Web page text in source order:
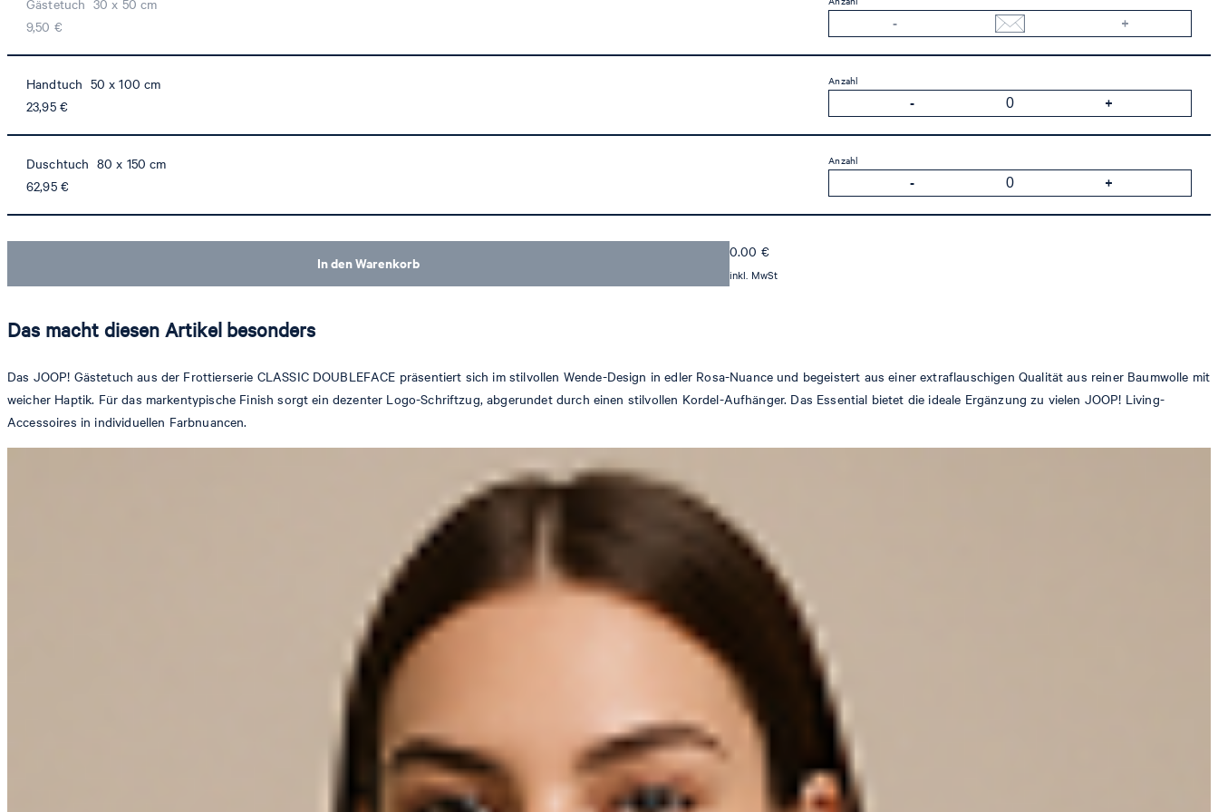
Gästetuch 30 x 50 cm
9,50 €
Handtuch 50 x 100 cm
23,95 €
Anzahl
Duschtuch 80 x 150 cm
62,95 €
Anzahl
In den Warenkorb
0.00 €
inkl. MwSt
Das macht diesen Artikel besonders
Das JOOP! Gästetuch aus der Frottierserie CLASSIC DOUBLEFACE präsentiert sich im stilvollen Wende-Design in edler Rosa-Nuance und begeistert aus einer extraflauschigen Qualität aus reiner Baumwolle mit
weicher Haptik. Für das markentypische Finish sorgt ein dezenter Logo-Schriftzug, abgerundet durch einen stilvollen Kordel-Aufhänger. Das Essential bietet die ideale Ergänzung zu vielen JOOP! Living-
Accessoires in individuellen Farbnuancen.